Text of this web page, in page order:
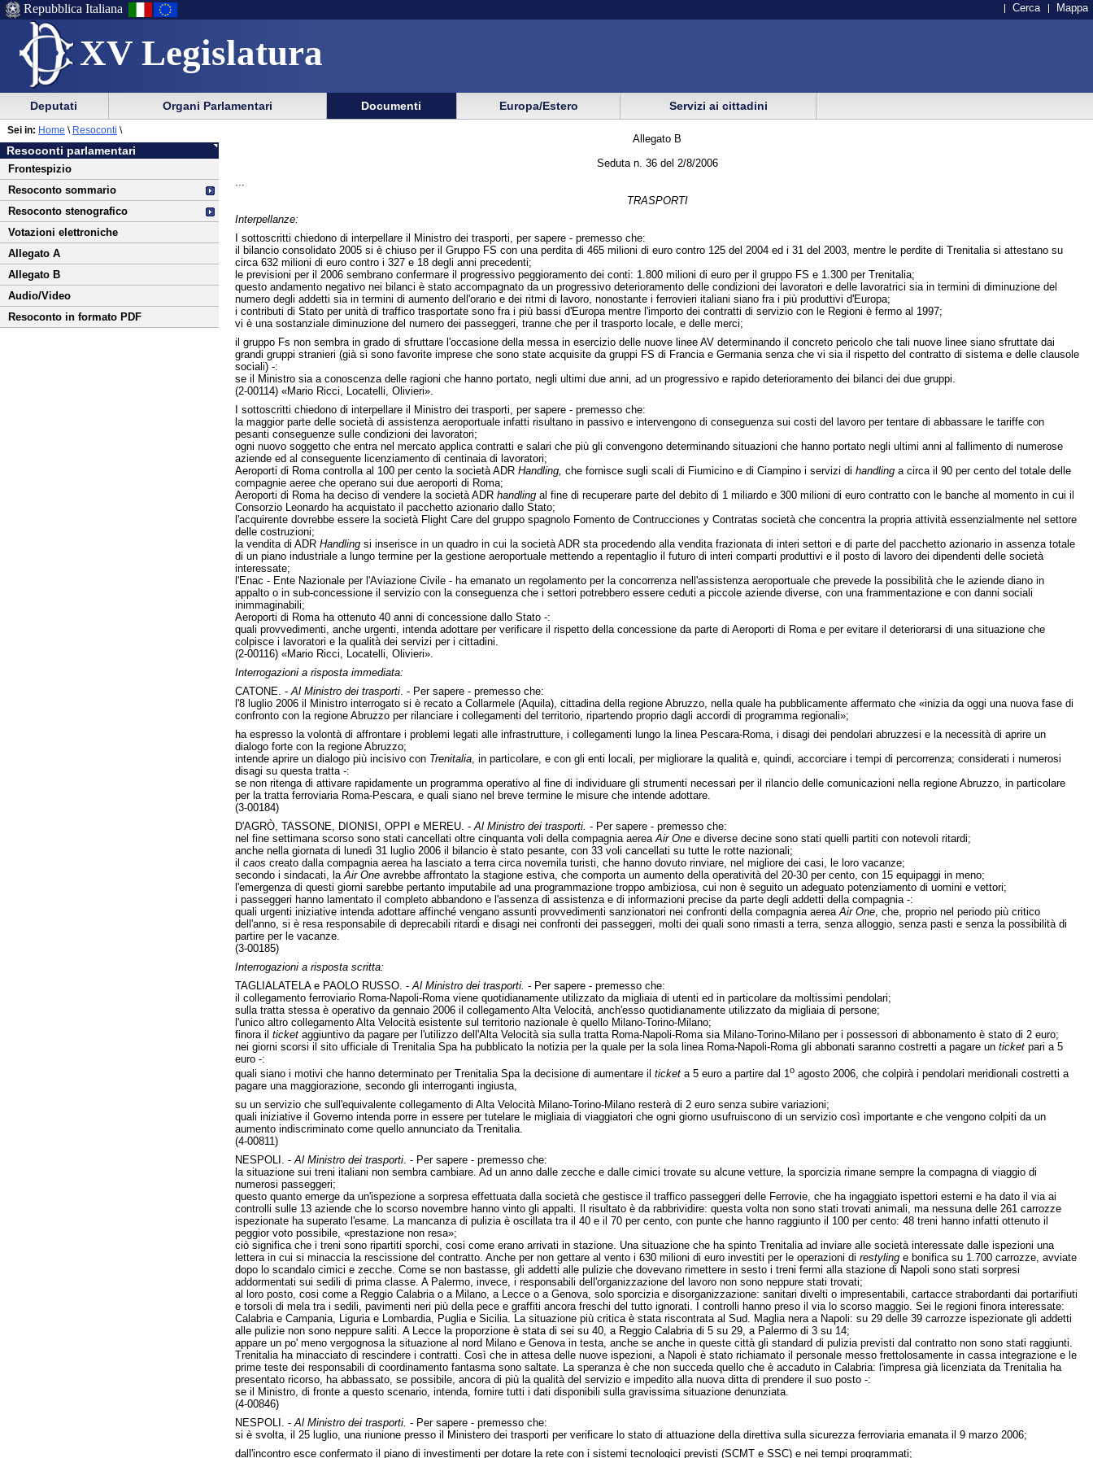
XV Legislatura
Menu
di
ausilio
alla
navigazione
Menu
di
navigazione
principale
Repubblica Italiana Cerca Mappa
Menu
di
navigazione
principale
menu
di
sezione
Deputati Organi Parlamentari Documenti Europa/Estero Servizi ai cittadini
Vai
al
contenuto
Resoconti parlamentari
Frontespizio
Resoconto sommario
Resoconto stenografico
Votazioni elettroniche
Allegato A
Allegato B
Audio/Video
Resoconto in formato PDF
Sei in: Home \ Resoconti \
Allegato B
Seduta n. 36 del 2/8/2006
TRASPORTI
Interpellanze:
I sottoscritti chiedono di interpellare il Ministro dei trasporti, per sapere - premesso che:
il bilancio consolidato 2005 si è chiuso per il Gruppo FS con una perdita di 465 milioni di euro contro 125 del 2004 ed i 31 del 2003, mentre le perdite di Trenitalia si attestano su
circa 632 milioni di euro contro i 327 e 18 degli anni precedenti;
le previsioni per il 2006 sembrano confermare il progressivo peggioramento dei conti: 1.800 milioni di euro per il gruppo FS e 1.300 per Trenitalia;
questo andamento negativo nei bilanci è stato accompagnato da un progressivo deterioramento delle condizioni dei lavoratori e delle lavoratrici sia in termini di diminuzione del
numero degli addetti sia in termini di aumento dell'orario e dei ritmi di lavoro, nonostante i ferrovieri italiani siano fra i più produttivi d'Europa;
i contributi di Stato per unità di traffico trasportate sono fra i più bassi d'Europa mentre l'importo dei contratti di servizio con le Regioni è fermo al 1997;
vi è una sostanziale diminuzione del numero dei passeggeri, tranne che per il trasporto locale, e delle merci;
il gruppo Fs non sembra in grado di sfruttare l'occasione della messa in esercizio delle nuove linee AV determinando il concreto pericolo che tali nuove linee siano sfruttate dai
grandi gruppi stranieri (già si sono favorite imprese che sono state acquisite da gruppi FS di Francia e Germania senza che vi sia il rispetto del contratto di sistema e delle clausole
sociali) -:
se il Ministro sia a conoscenza delle ragioni che hanno portato, negli ultimi due anni, ad un progressivo e rapido deterioramento dei bilanci dei due gruppi.
(2-00114) «Mario Ricci, Locatelli, Olivieri».
I sottoscritti chiedono di interpellare il Ministro dei trasporti, per sapere - premesso che:
la maggior parte delle società di assistenza aeroportuale infatti risultano in passivo e intervengono di conseguenza sui costi del lavoro per tentare di abbassare le tariffe con
pesanti conseguenze sulle condizioni dei lavoratori;
ogni nuovo soggetto che entra nel mercato applica contratti e salari che più gli convengono determinando situazioni che hanno portato negli ultimi anni al fallimento di numerose
aziende ed al conseguente licenziamento di centinaia di lavoratori;
Aeroporti di Roma controlla al 100 per cento la società ADR Handling, che fornisce sugli scali di Fiumicino e di Ciampino i servizi di handlinga circa il 90 per cento del totale delle
compagnie aeree che operano sui due aeroporti di Roma;
Aeroporti di Roma ha deciso di vendere la società ADR handlingal fine di recuperare parte del debito di 1 miliardo e 300 milioni di euro contratto con le banche al momento in cui il
Consorzio Leonardo ha acquistato il pacchetto azionario dallo Stato;
l'acquirente dovrebbe essere la società Flight Care del gruppo spagnolo Fomento de Contrucciones y Contratas società che concentra la propria attività essenzialmente nel settore
delle costruzioni;
la vendita di ADR Handlingsi inserisce in un quadro in cui la società ADR sta procedendo alla vendita frazionata di interi settori e di parte del pacchetto azionario in assenza totale
di un piano industriale a lungo termine per la gestione aeroportuale mettendo a repentaglio il futuro di interi comparti produttivi e il posto di lavoro dei dipendenti delle società
interessate;
l'Enac - Ente Nazionale per l'Aviazione Civile - ha emanato un regolamento per la concorrenza nell'assistenza aeroportuale che prevede la possibilità che le aziende diano in
appalto o in sub-concessione il servizio con la conseguenza che i settori potrebbero essere ceduti a piccole aziende diverse, con una frammentazione e con danni sociali
inimmaginabili;
Aeroporti di Roma ha ottenuto 40 anni di concessione dallo Stato -:
quali provvedimenti, anche urgenti, intenda adottare per verificare il rispetto della concessione da parte di Aeroporti di Roma e per evitare il deteriorarsi di una situazione che
colpisce i lavoratori e la qualità dei servizi per i cittadini.
(2-00116) «Mario Ricci, Locatelli, Olivieri».
Interrogazioni a risposta immediata:
CATONE. - Al Ministro dei trasporti. - Per sapere - premesso che:
l'8 luglio 2006 il Ministro interrogato si è recato a Collarmele (Aquila), cittadina della regione Abruzzo, nella quale ha pubblicamente affermato che «inizia da oggi una nuova fase di
confronto con la regione Abruzzo per rilanciare i collegamenti del territorio, ripartendo proprio dagli accordi di programma regionali»;
ha espresso la volontà di affrontare i problemi legati alle infrastrutture, i collegamenti lungo la linea Pescara-Roma, i disagi dei pendolari abruzzesi e la necessità di aprire un
dialogo forte con la regione Abruzzo;
intende aprire un dialogo più incisivo con Trenitalia, in particolare, e con gli enti locali, per migliorare la qualità e, quindi, accorciare i tempi di percorrenza; considerati i numerosi
disagi su questa tratta -:
se non ritenga di attivare rapidamente un programma operativo al fine di individuare gli strumenti necessari per il rilancio delle comunicazioni nella regione Abruzzo, in particolare
per la tratta ferroviaria Roma-Pescara, e quali siano nel breve termine le misure che intende adottare.
(3-00184)
D'AGRÒ, TASSONE, DIONISI, OPPI e MEREU. - Al Ministro dei trasporti. - Per sapere - premesso che:
nel fine settimana scorso sono stati cancellati oltre cinquanta voli della compagnia aerea Air Onee diverse decine sono stati quelli partiti con notevoli ritardi;
anche nella giornata di lunedì 31 luglio 2006 il bilancio è stato pesante, con 33 voli cancellati su tutte le rotte nazionali;
il caos creato dalla compagnia aerea ha lasciato a terra circa novemila turisti, che hanno dovuto rinviare, nel migliore dei casi, le loro vacanze;
secondo i sindacati, la Air Oneavrebbe affrontato la stagione estiva, che comporta un aumento della operatività del 20-30 per cento, con 15 equipaggi in meno;
l'emergenza di questi giorni sarebbe pertanto imputabile ad una programmazione troppo ambiziosa, cui non è seguito un adeguato potenziamento di uomini e vettori;
i passeggeri hanno lamentato il completo abbandono e l'assenza di assistenza e di informazioni precise da parte degli addetti della compagnia -:
quali urgenti iniziative intenda adottare affinché vengano assunti provvedimenti sanzionatori nei confronti della compagnia aerea Air One, che, proprio nel periodo più critico
dell'anno, si è resa responsabile di deprecabili ritardi e disagi nei confronti dei passeggeri, molti dei quali sono rimasti a terra, senza alloggio, senza pasti e senza la possibilità di
partire per le vacanze.
(3-00185)
Interrogazioni a risposta scritta:
TAGLIALATELA e PAOLO RUSSO. - Al Ministro dei trasporti. -Per sapere - premesso che:
il collegamento ferroviario Roma-Napoli-Roma viene quotidianamente utilizzato da migliaia di utenti ed in particolare da moltissimi pendolari;
sulla tratta stessa è operativo da gennaio 2006 il collegamento Alta Velocità, anch'esso quotidianamente utilizzato da migliaia di persone;
l'unico altro collegamento Alta Velocità esistente sul territorio nazionale è quello Milano-Torino-Milano;
finora il ticketaggiuntivo da pagare per l'utilizzo dell'Alta Velocità sia sulla tratta Roma-Napoli-Roma sia Milano-Torino-Milano per i possessori di abbonamento è stato di 2 euro;
nei giorni scorsi il sito ufficiale di Trenitalia Spa ha pubblicato la notizia per la quale per la sola linea Roma-Napoli-Roma gli abbonati saranno costretti a pagare un ticketpari a 5
euro -:
quali siano i motivi che hanno determinato per Trenitalia Spa la decisione di aumentare il ticketa 5 euro a partire dal 1 oagosto 2006, che colpirà i pendolari meridionali costretti a
pagare una maggiorazione, secondo gli interroganti ingiusta,
su un servizio che sull'equivalente collegamento di Alta Velocità Milano-Torino-Milano resterà di 2 euro senza subire variazioni;
quali iniziative il Governo intenda porre in essere per tutelare le migliaia di viaggiatori che ogni giorno usufruiscono di un servizio così importante e che vengono colpiti da un
aumento indiscriminato come quello annunciato da Trenitalia.
(4-00811)
NESPOLI. - Al Ministro dei trasporti. - Per sapere - premesso che:
la situazione sui treni italiani non sembra cambiare. Ad un anno dalle zecche e dalle cimici trovate su alcune vetture, la sporcizia rimane sempre la compagna di viaggio di
numerosi passeggeri;
questo quanto emerge da un'ispezione a sorpresa effettuata dalla società che gestisce il traffico passeggeri delle Ferrovie, che ha ingaggiato ispettori esterni e ha dato il via ai
controlli sulle 13 aziende che lo scorso novembre hanno vinto gli appalti. Il risultato è da rabbrividire: questa volta non sono stati trovati animali, ma nessuna delle 261 carrozze
ispezionate ha superato l'esame. La mancanza di pulizia è oscillata tra il 40 e il 70 per cento, con punte che hanno raggiunto il 100 per cento: 48 treni hanno infatti ottenuto il
peggior voto possibile, «prestazione non resa»;
ciò significa che i treni sono ripartiti sporchi, cosi come erano arrivati in stazione. Una situazione che ha spinto Trenitalia ad inviare alle società interessate dalle ispezioni una
lettera in cui si minaccia la rescissione del contratto. Anche per non gettare al vento i 630 milioni di euro investiti per le operazioni di restylinge bonifica su 1.700 carrozze, avviate
dopo lo scandalo cimici e zecche. Come se non bastasse, gli addetti alle pulizie che dovevano rimettere in sesto i treni fermi alla stazione di Napoli sono stati sorpresi
addormentati sui sedili di prima classe. A Palermo, invece, i responsabili dell'organizzazione del lavoro non sono neppure stati trovati;
al loro posto, cosi come a Reggio Calabria o a Milano, a Lecce o a Genova, solo sporcizia e disorganizzazione: sanitari divelti o impresentabili, cartacce strabordanti dai portarifiuti
e torsoli di mela tra i sedili, pavimenti neri più della pece e graffiti ancora freschi del tutto ignorati. I controlli hanno preso il via lo scorso maggio. Sei le regioni finora interessate:
Calabria e Campania, Liguria e Lombardia, Puglia e Sicilia. La situazione più critica è stata riscontrata al Sud. Maglia nera a Napoli: su 29 delle 39 carrozze ispezionate gli addetti
alle pulizie non sono neppure saliti. A Lecce la proporzione è stata di sei su 40, a Reggio Calabria di 5 su 29, a Palermo di 3 su 14;
appare un po' meno vergognosa la situazione al nord Milano e Genova in testa, anche se anche in queste città gli standard di pulizia previsti dal contratto non sono stati raggiunti.
Trenitalia ha minacciato di rescindere i contratti. Così che in attesa delle nuove ispezioni, a Napoli è stato richiamato il personale messo frettolosamente in cassa integrazione e le
prime teste dei responsabili di coordinamento fantasma sono saltate. La speranza è che non succeda quello che è accaduto in Calabria: l'impresa già licenziata da Trenitalia ha
presentato ricorso, ha abbassato, se possibile, ancora di più la qualità del servizio e impedito alla nuova ditta di prendere il suo posto -:
se il Ministro, di fronte a questo scenario, intenda, fornire tutti i dati disponibili sulla gravissima situazione denunziata.
(4-00846)
NESPOLI. - Al Ministro dei trasporti. -Per sapere - premesso che:
si è svolta, il 25 luglio, una riunione presso il Ministero dei trasporti per verificare lo stato di attuazione della direttiva sulla sicurezza ferroviaria emanata il 9 marzo 2006;
dall'incontro esce confermato il piano di investimenti per dotare la rete con i sistemi tecnologici previsti (SCMT e SSC) e nei tempi programmati;